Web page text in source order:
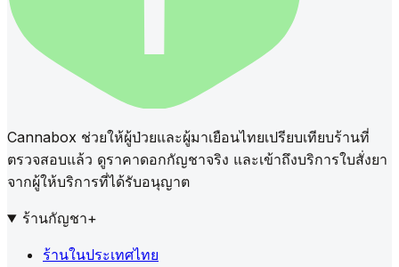
Cannabox ช่วยให้ผู้ป่วยและผู้มาเยือนไทยเปรียบเทียบร้านที่
ตรวจสอบแล้ว ดูราคาดอกกัญชาจริง และเข้าถึงบริการใบสั่งยา
จากผู้ให้บริการที่ได้รับอนุญาต
ร้านกัญชา+
ร้านในประเทศไทย